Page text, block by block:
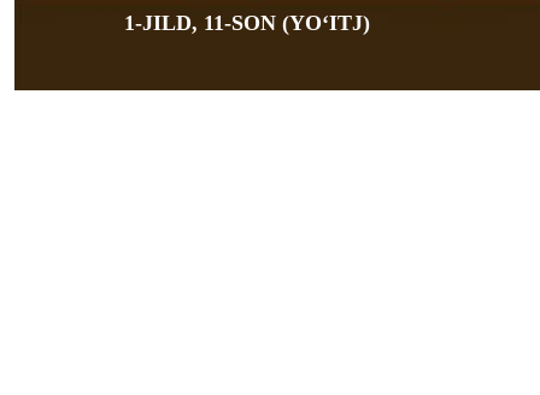
1-JILD, 11-SON (YOʻITJ)